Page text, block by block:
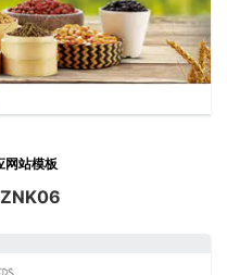
网站模板